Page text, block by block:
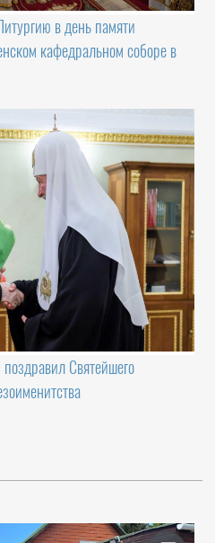
в день памяти
кафедральном соборе в
Святейшего